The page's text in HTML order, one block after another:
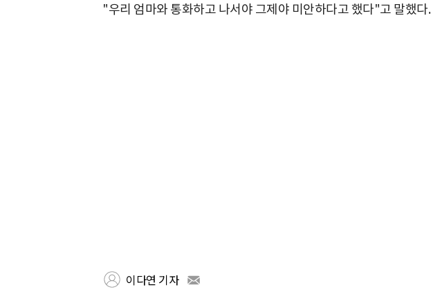
"우리 엄마와 통화하고 나서야 그제야 미안하다고 했다"고 말했다.
이다연 기자